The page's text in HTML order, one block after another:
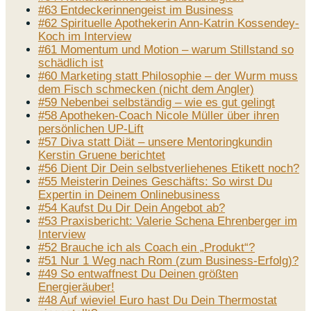
#63 Entdeckerinnengeist im Business
#62 Spirituelle Apothekerin Ann-Katrin Kossendey-
Koch im Interview
#61 Momentum und Motion – warum Stillstand so
schädlich ist
#60 Marketing statt Philosophie – der Wurm muss
dem Fisch schmecken (nicht dem Angler)
#59 Nebenbei selbständig – wie es gut gelingt
#58 Apotheken-Coach Nicole Müller über ihren
persönlichen UP-Lift
#57 Diva statt Diät – unsere Mentoringkundin
Kerstin Gruene berichtet
#56 Dient Dir Dein selbstverliehenes Etikett noch?
#55 Meisterin Deines Geschäfts: So wirst Du
Expertin in Deinem Onlinebusiness
#54 Kaufst Du Dir Dein Angebot ab?
#53 Praxisbericht: Valerie Schena Ehrenberger im
Interview
#52 Brauche ich als Coach ein „Produkt“?
#51 Nur 1 Weg nach Rom (zum Business-Erfolg)?
#49 So entwaffnest Du Deinen größten
Energieräuber!
#48 Auf wieviel Euro hast Du Dein Thermostat